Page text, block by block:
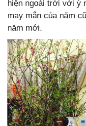
hiện ngoài trời với ý
may mắn của năm
năm mới.